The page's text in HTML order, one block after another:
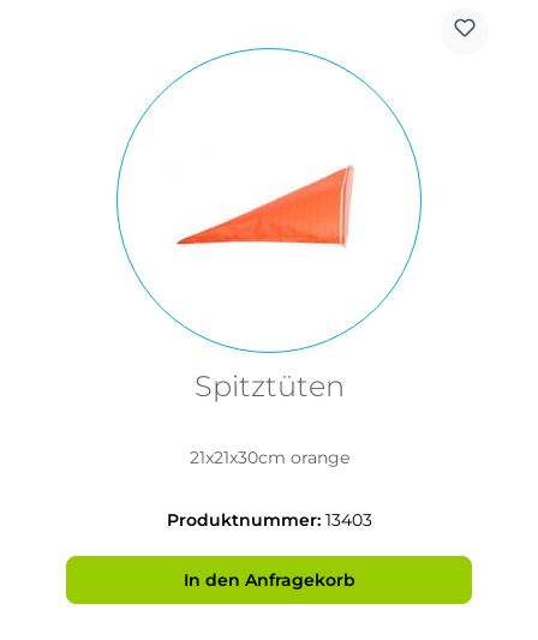
Spitztüten
21x21x30cm orange
Produktnummer: 13403
In den Anfragekorb